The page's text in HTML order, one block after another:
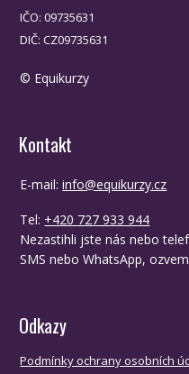
IČO: 09735631
DIČ: CZ09735631
© Equikurzy
Kontakt
E-mail:info@equikurzy.cz
Tel: +420 727 933 944
Nezastihli jste nás nebo
SMS nebo WhatsApp,
Odkazy
Podmínky ochrany osobních